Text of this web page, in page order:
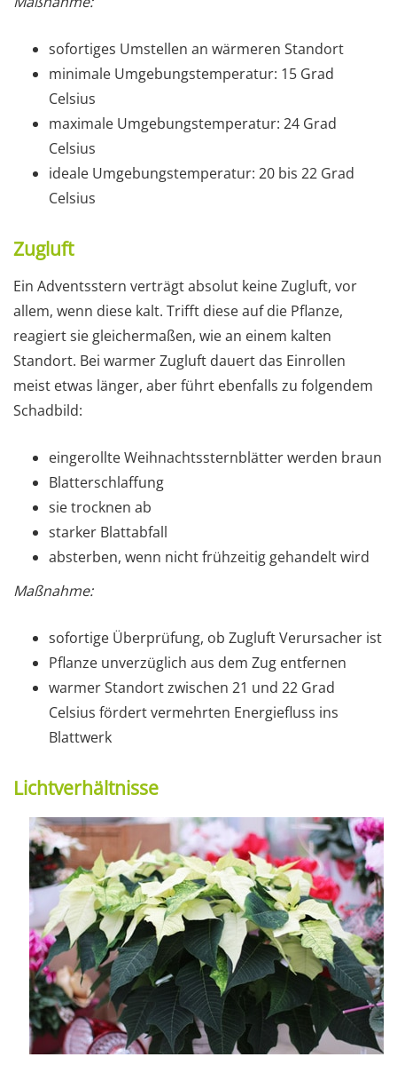
sofortiges Umstellen an wärmeren Standort
minimale Umgebungstemperatur: 15 Grad
Celsius
maximale Umgebungstemperatur: 24 Grad
Celsius
ideale Umgebungstemperatur: 20 bis 22 Grad
Celsius
Zugluft
Ein Adventsstern verträgt absolut keine Zugluft, vor
allem, wenn diese kalt. Trifft diese auf die Pflanze,
reagiert sie gleichermaßen, wie an einem kalten
Standort. Bei warmer Zugluft dauert das Einrollen
meist etwas länger, aber führt ebenfalls zu folgendem
Schadbild:
eingerollte Weihnachtssternblätter werden braun
Blatterschlaffung
sie trocknen ab
starker Blattabfall
absterben, wenn nicht frühzeitig gehandelt wird
Maßnahme:
sofortige Überprüfung, ob Zugluft Verursacher ist
Pflanze unverzüglich aus dem Zug entfernen
warmer Standort zwischen 21 und 22 Grad
Celsius fördert vermehrten Energiefluss ins
Blattwerk
Lichtverhältnisse